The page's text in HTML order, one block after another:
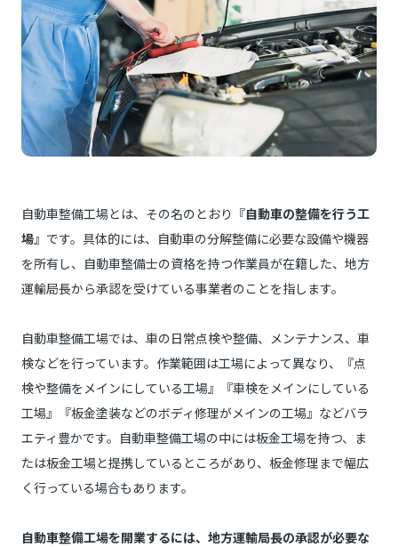
自動車整備工場とは、その名のとおり『自動車の整備を行う工
場』です。具体的には、自動車の分解整備に必要な設備や機器
を所有し、自動車整備士の資格を持つ作業員が在籍した、地方
運輸局長から承認を受けている事業者のことを指します。
自動車整備工場では、車の日常点検や整備、メンテナンス、車
検などを行っています。作業範囲は工場によって異なり、『点
検や整備をメインにしている工場』『車検をメインにしている
工場』『板金塗装などのボディ修理がメインの工場』などバラ
エティ豊かです。自動車整備工場の中には板金工場を持つ、ま
たは板金工場と提携しているところがあり、板金修理まで幅広
く行っている場合もあります。
自動車整備工場を開業するには、地方運輸局長の承認が必要な